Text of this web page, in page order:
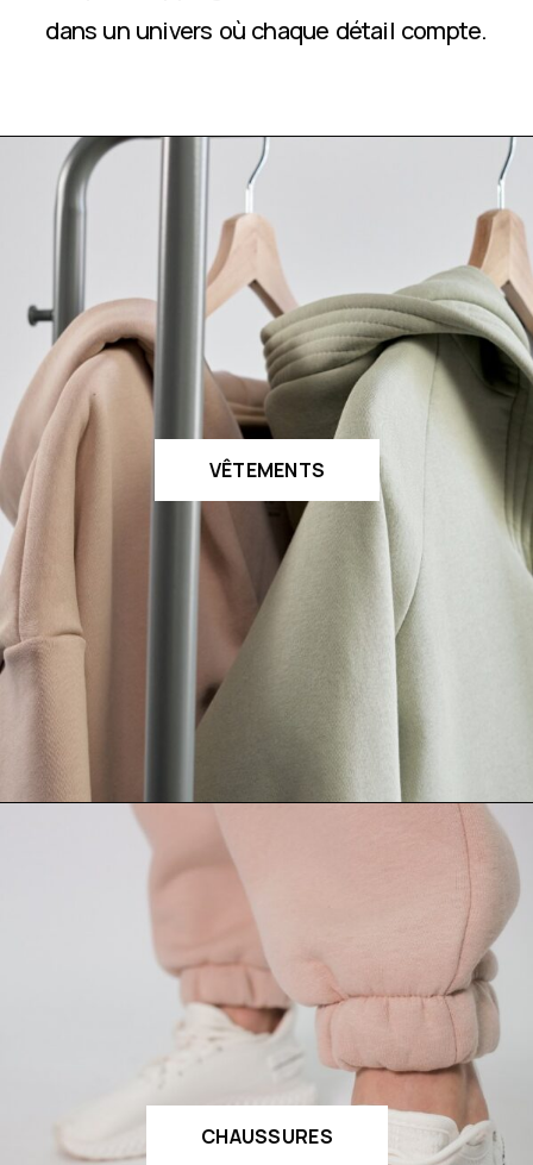
dans un univers où chaque détail compte.
VÊTEMENTS
CHAUSSURES